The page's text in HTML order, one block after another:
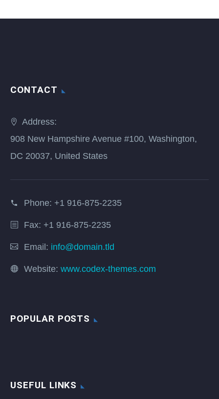
CONTACT
Address:
908 New Hampshire Avenue #100, Washington,
DC 20037, United States
Phone: +1 916-875-2235
Fax: +1 916-875-2235
Email: info@domain.tld
Website: www.codex-themes.com
POPULAR POSTS
USEFUL LINKS